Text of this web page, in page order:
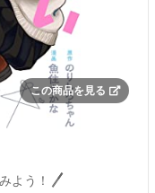
この商品を見る
よう！